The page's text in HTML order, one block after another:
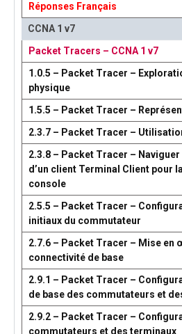
Réponses Français
CCNA 1 v7
Packet Tracers – CCNA 1 v7
1.0.5 – Packet Tracer –
physique
1.5.5 – Packet Tracer –
2.3.7 – Packet Tracer –
2.3.8 – Packet Tracer – Naviguer
d’un client Terminal Client pour
console
2.5.5 – Packet Tracer –
initiaux du commutateur
2.7.6 – Packet Tracer – Mise en
connectivité de base
2.9.1 – Packet Tracer –
de base des commutateurs et
2.9.2 – Packet Tracer –
commutateurs et des terminaux